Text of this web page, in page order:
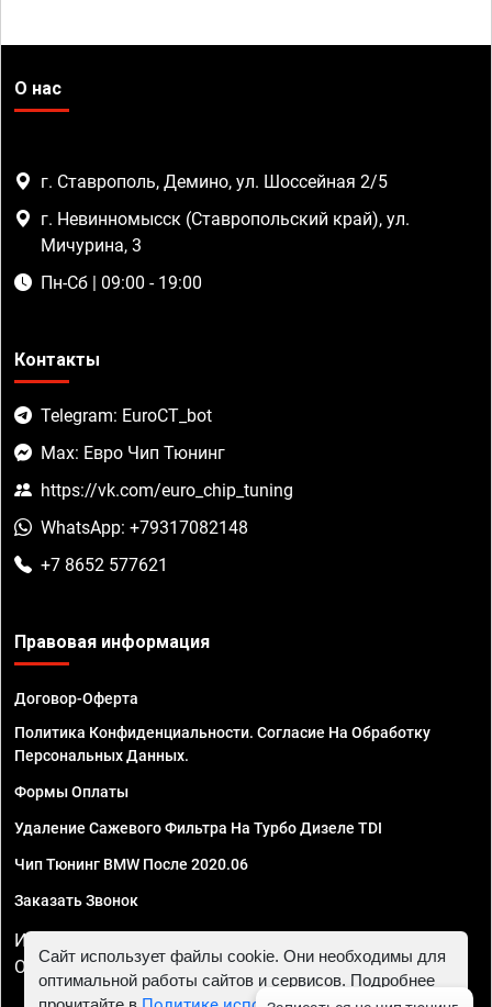
О нас
г. Ставрополь, Демино, ул. Шоссейная 2/5
г. Невинномысск (Ставропольский край), ул.
Мичурина, 3
Пн-Сб | 09:00 - 19:00
Контакты
Telegram: EuroCT_bot
Max: Евро Чип Тюнинг
https://vk.com/euro_chip_tuning
WhatsApp: +79317082148
+7 8652 577621
Правовая информация
Договор-Оферта
Политика Конфиденциальности. Согласие На Обработку
Персональных Данных.
Формы Оплаты
Удаление Сажевого Фильтра На Турбо Дизеле TDI
Чип Тюнинг BMW После 2020.06
Заказать Звонок
ИП Смирнов Георгий Павлович. ИНН 781302555843,
ОГРНИП 324470400032610
Сайт использует файлы cookie. Они необходимы для
оптимальной работы сайтов и сервисов. Подробнее